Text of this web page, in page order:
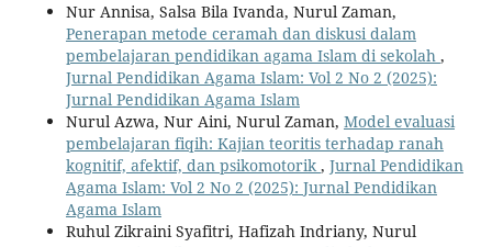
Nur Annisa, Salsa Bila Ivanda, Nurul Zaman,
Penerapan metode ceramah dan diskusi dalam
pembelajaran pendidikan agama Islam di sekolah ,
Jurnal Pendidikan Agama Islam: Vol 2 No 2 (2025):
Jurnal Pendidikan Agama Islam
Nurul Azwa, Nur Aini, Nurul Zaman, Model evaluasi
pembelajaran fiqih: Kajian teoritis terhadap ranah
kognitif, afektif, dan psikomotorik , Jurnal Pendidikan
Agama Islam: Vol 2 No 2 (2025): Jurnal Pendidikan
Agama Islam
Ruhul Zikraini Syafitri, Hafizah Indriany, Nurul